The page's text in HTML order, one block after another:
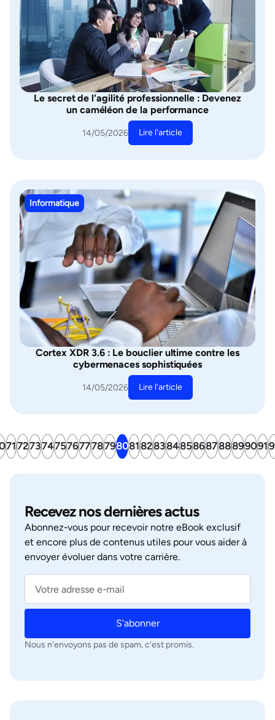
Le secret de l'agilité professionnelle : Devenez
un caméléon de la performance
14/05/2026 Lire l'article
Informatique
Cortex XDR 3.6 : Le bouclier ultime contre les
cybermenaces sophistiquées
14/05/2026 Lire l'article
717273747576777879808182838485868788899091
Recevez nos dernières actus
Abonnez‑vous pour recevoir notre eBook exclusif
et encore plus de contenus utiles pour vous aider à
envoyer évoluer dans votre carrière.
S'abonner
Nous n'envoyons pas de spam, c'est promis.